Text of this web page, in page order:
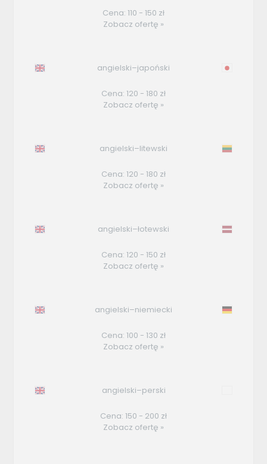
Cena: 110 - 150 zł
Zobacz ofertę »
angielski–japoński
Cena: 120 - 180 zł
Zobacz ofertę »
angielski–litewski
Cena: 120 - 180 zł
Zobacz ofertę »
angielski–łotewski
Cena: 120 - 150 zł
Zobacz ofertę »
angielski–niemiecki
Cena: 100 - 130 zł
Zobacz ofertę »
angielski–perski
Cena: 150 - 200 zł
Zobacz ofertę »